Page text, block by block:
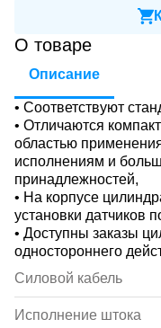
О товаре
Описание
• Соответствуют
• Отличаются
областью
исполнениям и
принадлежностей,
• На корпусе
установки датчиков
• Доступны заказы
одностороннего
Силовой кабель
Исполнение штока